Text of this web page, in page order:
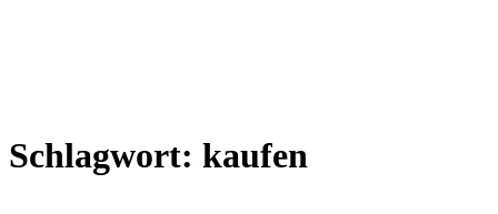
Schlagwort: kaufen